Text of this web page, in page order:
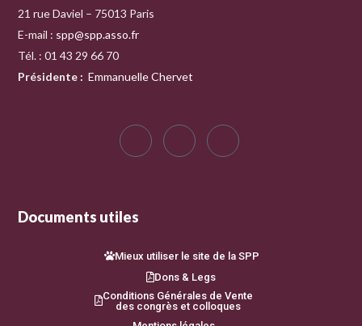
21 rue Daviel – 75013 Paris
E-mail : spp@spp.asso.fr
Tél. : 01 43 29 66 70
Présidente : Emmanuelle Chervet
Documents utiles
Mieux utiliser le site de la SPP
Dons & Legs
Conditions Générales de Vente
des congrès et colloques